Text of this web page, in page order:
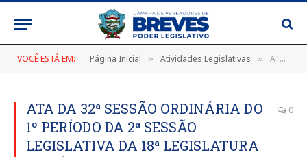
VOCÊ ESTÁ EM: Página Inicial » Atividades Legislativas » ATA DA 32ª SESSÃO ORDINÁRIA DO 1º PERÍODO DA 2ª SESSÃO LEGISLATIVA DA 18ª LEGISLATURA DA CÂMARA MUNICIPAL DE BREVES, REALIZADA NO DIA 28 DE JUNHO DE 2018
ATA DA 32ª SESSÃO ORDINÁRIA DO
1º PERÍODO DA 2ª SESSÃO
LEGISLATIVA DA 18ª LEGISLATURA
0